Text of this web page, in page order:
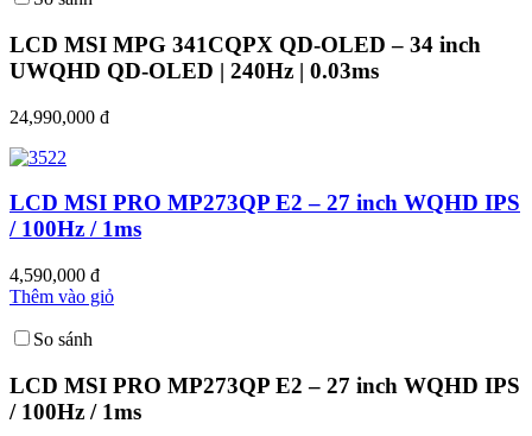
LCD MSI MPG 341CQPX QD-OLED – 34 inch
UWQHD QD-OLED | 240Hz | 0.03ms
24,990,000 đ
LCD MSI PRO MP273QP E2 – 27 inch WQHD IPS
/ 100Hz / 1ms
4,590,000 đ
Thêm vào giỏ
So sánh
LCD MSI PRO MP273QP E2 – 27 inch WQHD IPS
/ 100Hz / 1ms